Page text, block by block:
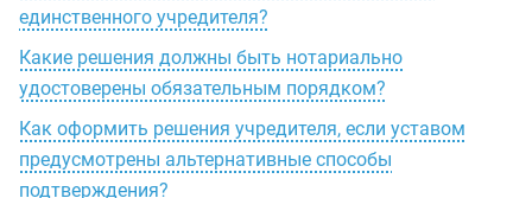
единственного учредителя?
Какие решения должны быть нотариально
удостоверены обязательным порядком?
Как оформить решения учредителя, если уставом
предусмотрены альтернативные способы
подтверждения?